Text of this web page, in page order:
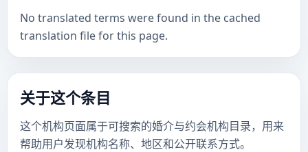
No translated terms were found in the cached
translation file for this page.
关于这个条目
这个机构页面属于可搜索的婚介与约会机构目录，用来
帮助用户发现机构名称、地区和公开联系方式。